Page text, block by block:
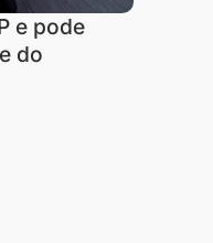
e pode
do